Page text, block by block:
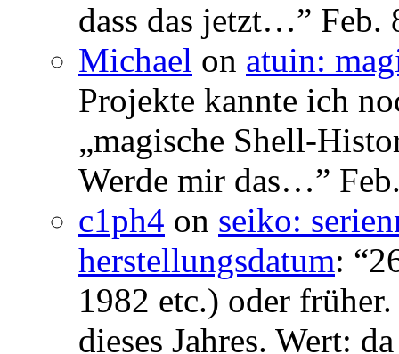
dass das jetzt…” Feb.
Michael on atuin:
Projekte kannte ich
„magische Shell-
Werde mir das…”
c1ph4 on seiko:
herstellungsdatum: “
1982 etc.) oder
dieses Jahres. Wert: